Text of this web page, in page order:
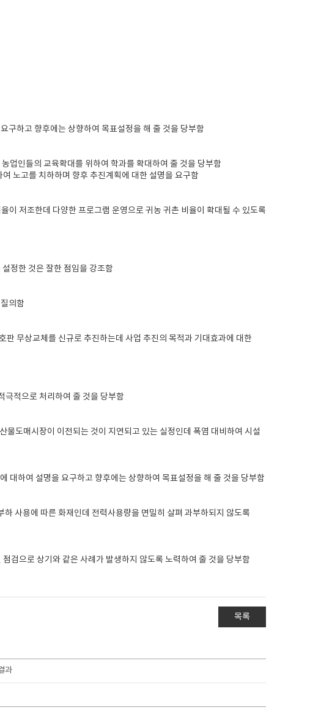
구하고 향후에는 상향하여 목표설정을 해 줄 것을 당부함
업인들의 교육확대를 위하여 학과를 확대하여 줄 것을 당부함
노고를 치하하며 향후 추진계획에 대한 설명을 요구함
이 저조한데 다양한 프로그램 운영으로 귀농 귀촌 비율이 확대될 수 있도록
정한 것은 잘한 점임을 강조함
의함
무상교체를 신규로 추진하는데 사업 추진의 목적과 기대효과에 대한
극적으로 처리하여 줄 것을 당부함
도매시장이 이전되는 것이 지연되고 있는 실정인데 폭염 대비하여 시설
하여 설명을 요구하고 향후에는 상향하여 목표설정을 해 줄 것을 당부함
사용에 따른 화재인데 전력사용량을 면밀히 살펴 과부하되지 않도록
검으로 상기와 같은 사례가 발생하지 않도록 노력하여 줄 것을 당부함
목록
과